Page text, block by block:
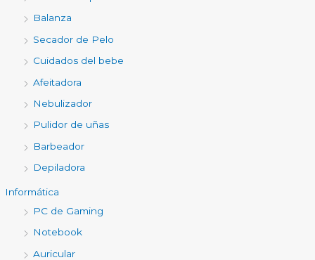
Balanza
Secador de Pelo
Cuidados del bebe
Afeitadora
Nebulizador
Pulidor de uñas
Barbeador
Depiladora
Informática
PC de Gaming
Notebook
Auricular